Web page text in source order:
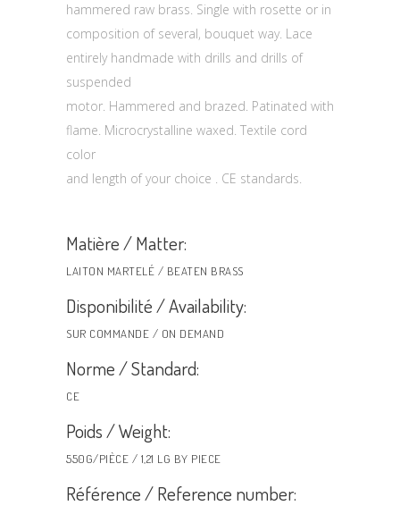
hammered raw brass. Single with rosette or in
composition of several, bouquet way. Lace
entirely handmade with drills and drills of
suspended
motor. Hammered and brazed. Patinated with
flame. Microcrystalline waxed. Textile cord
color
and length of your choice . CE standards.
Matière / Matter:
LAITON MARTELÉ / BEATEN BRASS
Disponibilité / Availability:
SUR COMMANDE / ON DEMAND
Norme / Standard:
CE
Poids / Weight:
550G/PIÈCE / 1,21 LG BY PIECE
Référence / Reference number: